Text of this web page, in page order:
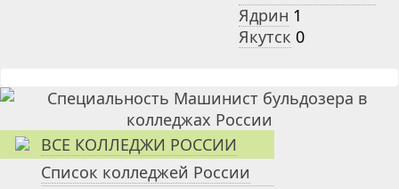
Ядрин 1
Якутск 0
ВСЕ КОЛЛЕДЖИ РОССИИ
Список колледжей России